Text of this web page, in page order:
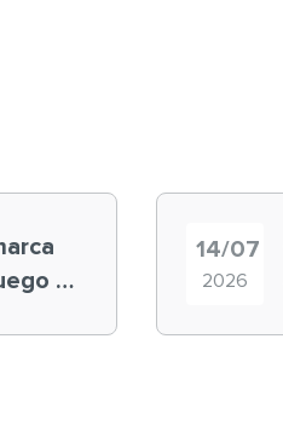
en
14/07
2026